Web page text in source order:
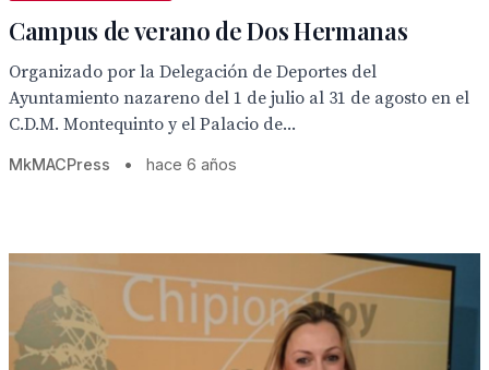
Campus de verano de Dos Hermanas
Organizado por la Delegación de Deportes del
Ayuntamiento nazareno del 1 de julio al 31 de agosto en el
C.D.M. Montequinto y el Palacio de...
MkMACPress • hace 6 años